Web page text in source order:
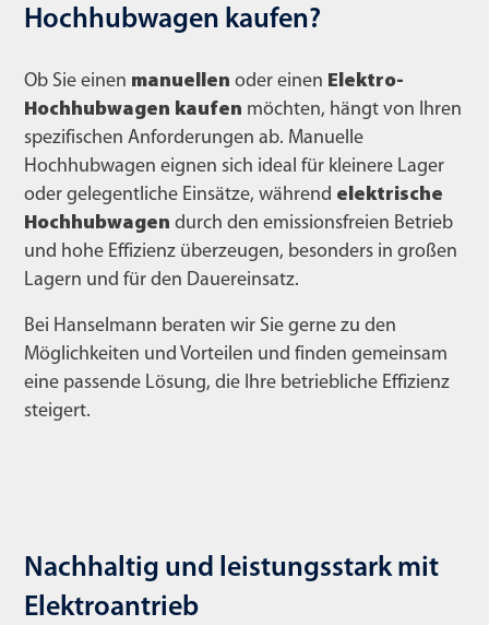
Hochhubwagen kaufen?
Ob Sie einen manuellen oder einen Elektro-
Hochhubwagen kaufen möchten, hängt von Ihren
spezifischen Anforderungen ab. Manuelle
Hochhubwagen eignen sich ideal für kleinere Lager
oder gelegentliche Einsätze, während elektrische
Hochhubwagen durch den emissionsfreien Betrieb
und hohe Effizienz überzeugen, besonders in großen
Lagern und für den Dauereinsatz.
Bei Hanselmann beraten wir Sie gerne zu den
Möglichkeiten und Vorteilen und finden gemeinsam
eine passende Lösung, die Ihre betriebliche Effizienz
steigert.
Nachhaltig und leistungsstark mit
Elektroantrieb